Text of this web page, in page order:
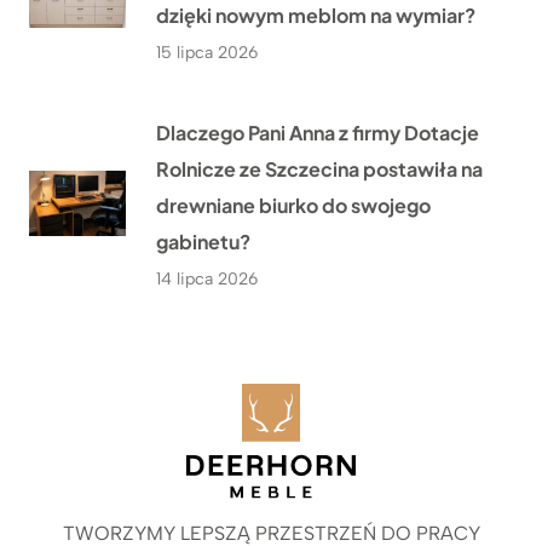
dzięki nowym meblom na wymiar?
15 lipca 2026
Dlaczego Pani Anna z firmy Dotacje
Rolnicze ze Szczecina postawiła na
drewniane biurko do swojego
gabinetu?
14 lipca 2026
TWORZYMY LEPSZĄ PRZESTRZEŃ DO PRACY